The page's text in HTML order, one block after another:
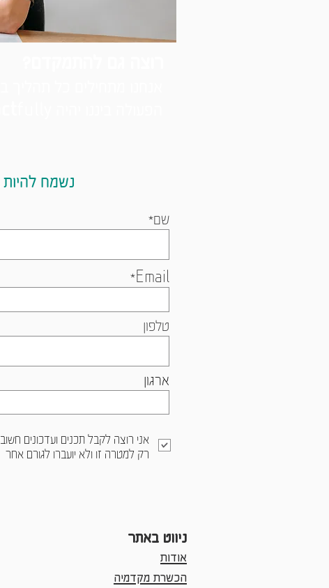
נשמח
שם*
Email*
טלפון
ארגון
אני רוצה לקבל תכנים ועדכונים
רק למטרה זו ולא יועברו לגורם אחר
ניווט באתר
אודות
הכשרת מקדמיה